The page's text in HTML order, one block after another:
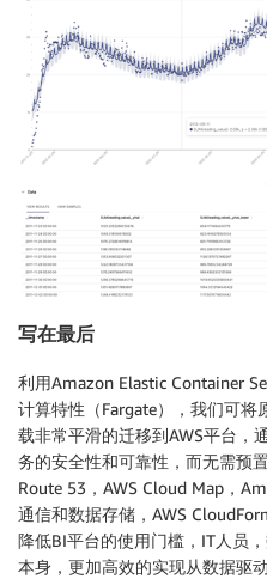
写在最后
利用Amazon Elastic Container
计算特性（Fargate），我们可将
载非常平滑的迁移到AWS平台，
务的安全性和可靠性，而无需预
Route 53，AWS Cloud Map，
通信和数据存储，AWS
降低BI平台的使用门槛，IT人员
本身，更加高效的实现从数据驱